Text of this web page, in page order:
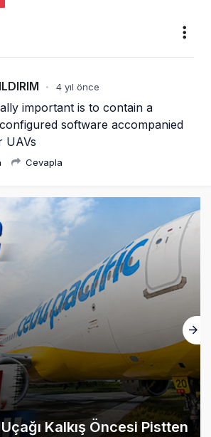
• 4 yıl önce
important is to contain a
software accompanied
UAVs
Cevapla
Kalkış Öncesi Pistten